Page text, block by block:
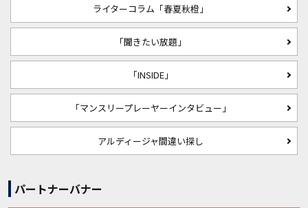
ライターコラム「春夏秋橙」
「聞きたい放題」
「INSIDE」
「マンスリープレーヤーインタビュー」
アルディージャ間違い探し
パートナーバナー